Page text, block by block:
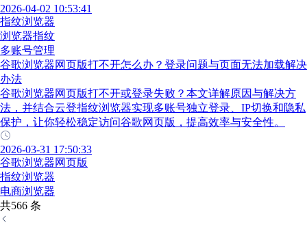
2026-04-02 10:53:41
指纹浏览器
浏览器指纹
多账号管理
谷歌浏览器网页版打不开怎么办？登录问题与页面无法加载解决
办法
谷歌浏览器网页版打不开或登录失败？本文详解原因与解决方
法，并结合云登指纹浏览器实现多账号独立登录、IP切换和隐私
保护，让你轻松稳定访问谷歌网页版，提高效率与安全性。
2026-03-31 17:50:33
谷歌浏览器网页版
指纹浏览器
电商浏览器
共566 条